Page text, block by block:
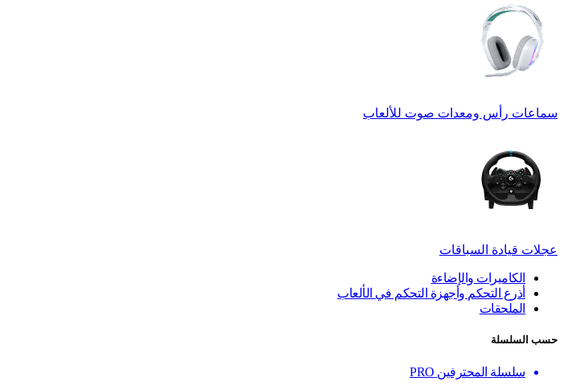
سماعات رأس ومعدات صوت للألعاب
عجلات قيادة السباقات
الكاميرات والإضاءة
أذرع التحكم وأجهزة التحكم في الألعاب
الملحقات
حسب السلسلة
سلسلة المحترفين PRO